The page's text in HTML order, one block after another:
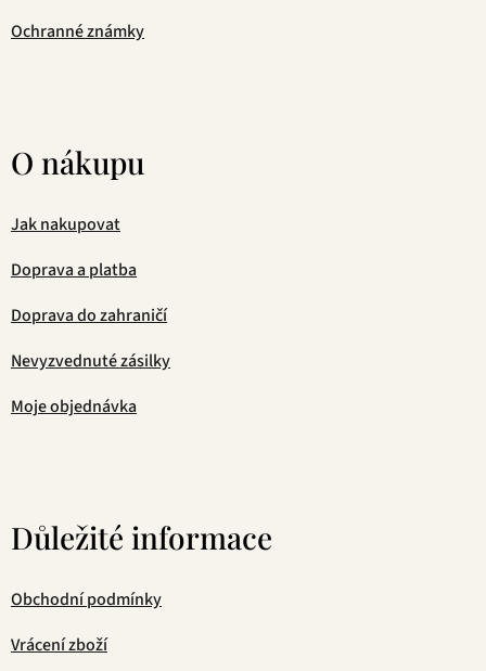
Ochranné známky
O nákupu
Jak nakupovat
Doprava a platba
Doprava do zahraničí
Nevyzvednuté zásilky
Moje objednávka
Důležité informace
Obchodní podmínky
Vrácení zboží